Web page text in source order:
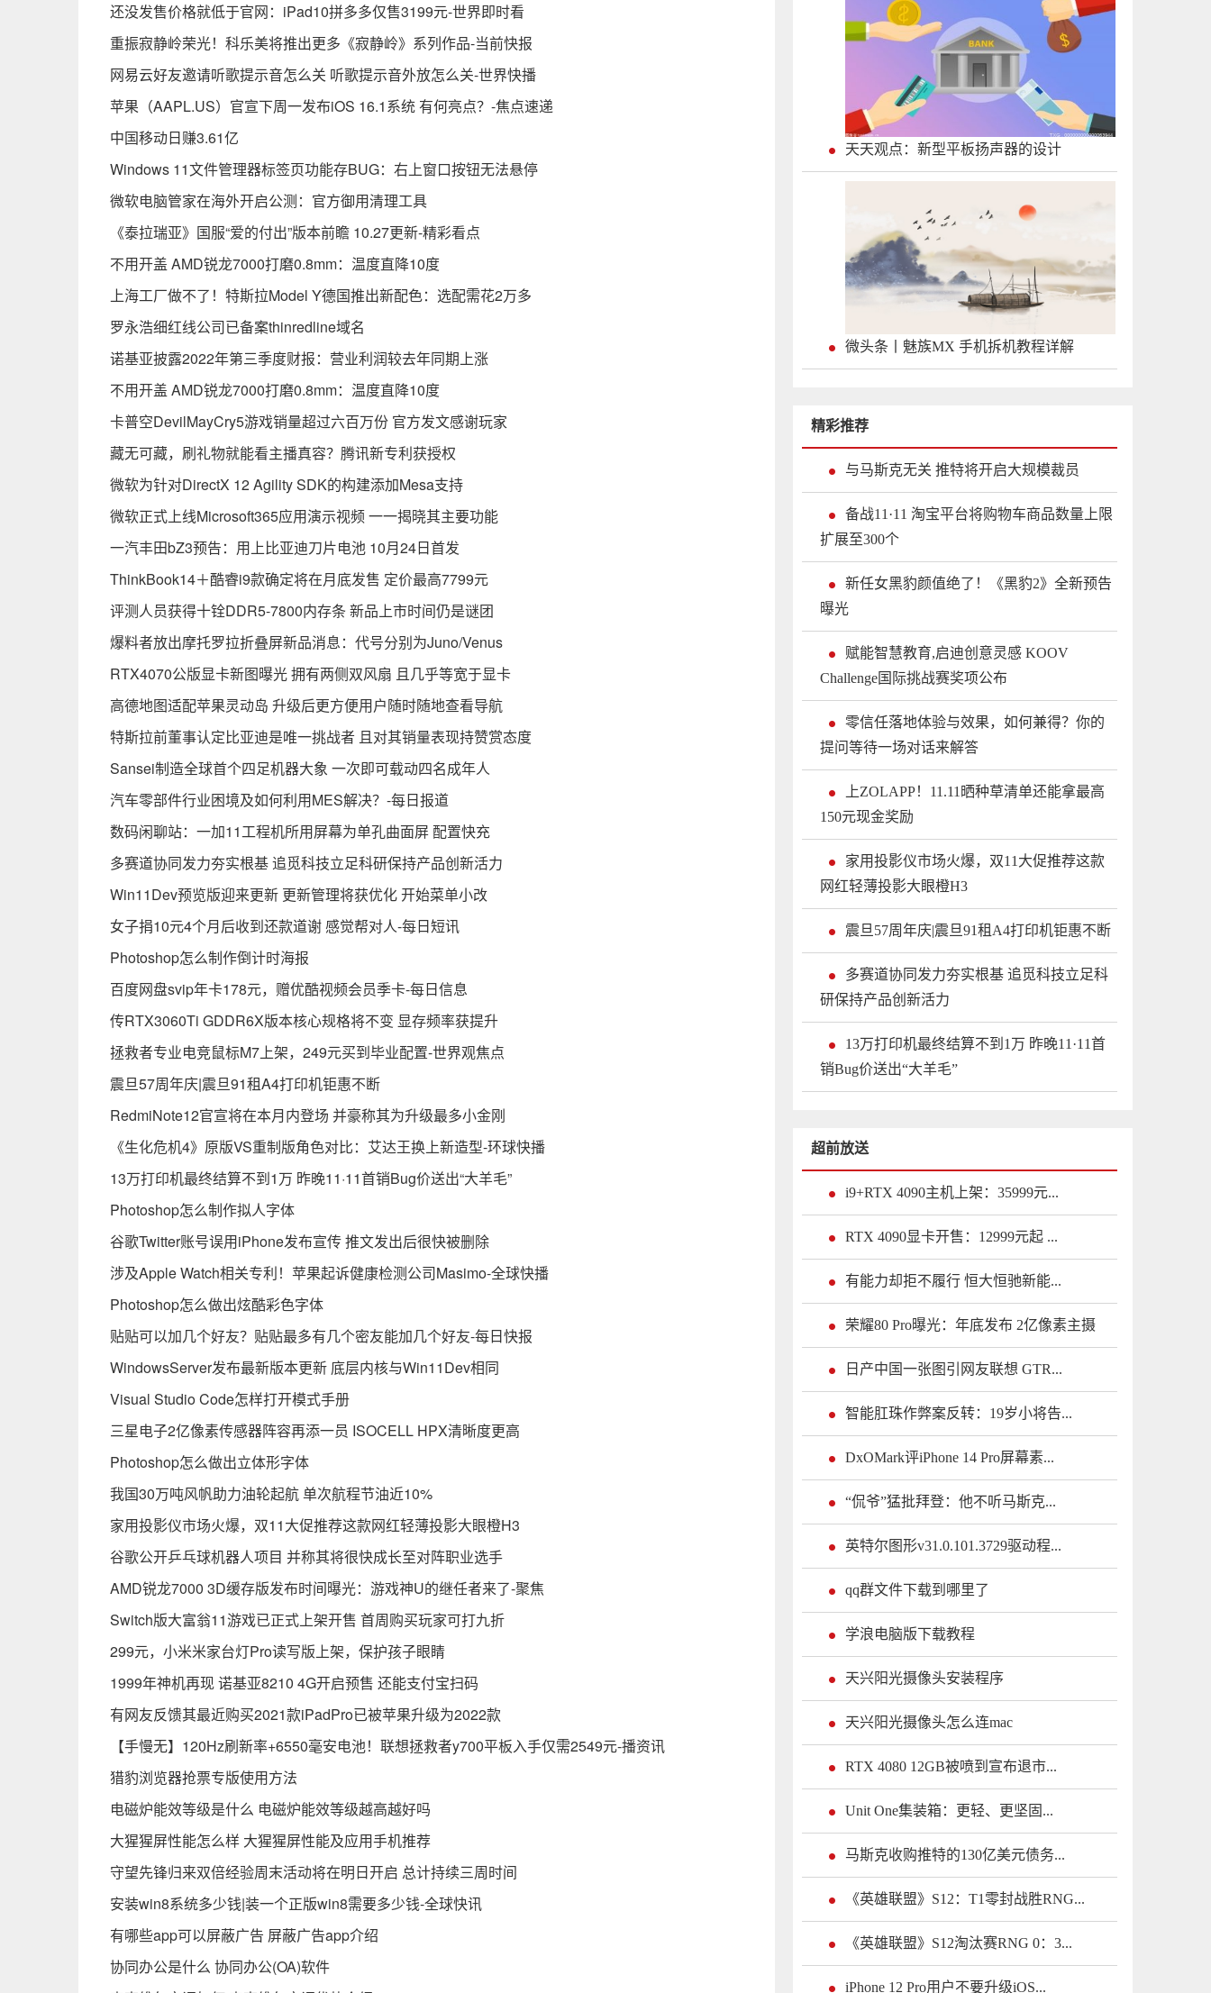
还没发售价格就低于官网：iPad10拼多多仅售3199元-世界即时看
重振寂静岭荣光！科乐美将推出更多《寂静岭》系列作品-当前快报
网易云好友邀请听歌提示音怎么关 听歌提示音外放怎么关-世界快播
苹果（AAPL.US）官宣下周一发布iOS 16.1系统 有何亮点？-焦点速递
中国移动日赚3.61亿
Windows 11文件管理器标签页功能存BUG：右上窗口按钮无法悬停
微软电脑管家在海外开启公测：官方御用清理工具
《泰拉瑞亚》国服“爱的付出”版本前瞻 10.27更新-精彩看点
不用开盖 AMD锐龙7000打磨0.8mm：温度直降10度
上海工厂做不了！特斯拉Model Y德国推出新配色：选配需花2万多
罗永浩细红线公司已备案thinredline域名
诺基亚披露2022年第三季度财报：营业利润较去年同期上涨
不用开盖 AMD锐龙7000打磨0.8mm：温度直降10度
卡普空DevilMayCry5游戏销量超过六百万份 官方发文感谢玩家
藏无可藏，刷礼物就能看主播真容？腾讯新专利获授权
微软为针对DirectX 12 Agility SDK的构建添加Mesa支持
微软正式上线Microsoft365应用演示视频 一一揭晓其主要功能
一汽丰田bZ3预告：用上比亚迪刀片电池 10月24日首发
ThinkBook14＋酷睿i9款确定将在月底发售 定价最高7799元
评测人员获得十铨DDR5-7800内存条 新品上市时间仍是谜团
爆料者放出摩托罗拉折叠屏新品消息：代号分别为Juno/Venus
RTX4070公版显卡新图曝光 拥有两侧双风扇 且几乎等宽于显卡
高德地图适配苹果灵动岛 升级后更方便用户随时随地查看导航
特斯拉前董事认定比亚迪是唯一挑战者 且对其销量表现持赞赏态度
Sansei制造全球首个四足机器大象 一次即可载动四名成年人
汽车零部件行业困境及如何利用MES解决？-每日报道
数码闲聊站：一加11工程机所用屏幕为单孔曲面屏 配置快充
多赛道协同发力夯实根基 追觅科技立足科研保持产品创新活力
Win11Dev预览版迎来更新 更新管理将获优化 开始菜单小改
女子捐10元4个月后收到还款道谢 感觉帮对人-每日短讯
Photoshop怎么制作倒计时海报
百度网盘svip年卡178元，赠优酷视频会员季卡-每日信息
传RTX3060Ti GDDR6X版本核心规格将不变 显存频率获提升
拯救者专业电竞鼠标M7上架，249元买到毕业配置-世界观焦点
震旦57周年庆|震旦91租A4打印机钜惠不断
RedmiNote12官宣将在本月内登场 并豪称其为升级最多小金刚
《生化危机4》原版VS重制版角色对比：艾达王换上新造型-环球快播
13万打印机最终结算不到1万 昨晚11·11首销Bug价送出“大羊毛”
Photoshop怎么制作拟人字体
谷歌Twitter账号误用iPhone发布宣传 推文发出后很快被删除
涉及Apple Watch相关专利！苹果起诉健康检测公司Masimo-全球快播
Photoshop怎么做出炫酷彩色字体
贴贴可以加几个好友？贴贴最多有几个密友能加几个好友-每日快报
WindowsServer发布最新版本更新 底层内核与Win11Dev相同
Visual Studio Code怎样打开模式手册
三星电子2亿像素传感器阵容再添一员 ISOCELL HPX清晰度更高
Photoshop怎么做出立体形字体
我国30万吨风帆助力油轮起航 单次航程节油近10%
家用投影仪市场火爆，双11大促推荐这款网红轻薄投影大眼橙H3
谷歌公开乒乓球机器人项目 并称其将很快成长至对阵职业选手
AMD锐龙7000 3D缓存版发布时间曝光：游戏神U的继任者来了-聚焦
Switch版大富翁11游戏已正式上架开售 首周购买玩家可打九折
299元，小米米家台灯Pro读写版上架，保护孩子眼睛
1999年神机再现 诺基亚8210 4G开启预售 还能支付宝扫码
有网友反馈其最近购买2021款iPadPro已被苹果升级为2022款
【手慢无】120Hz刷新率+6550毫安电池！联想拯救者y700平板入手仅需2549元-播资讯
猎豹浏览器抢票专版使用方法
电磁炉能效等级是什么 电磁炉能效等级越高越好吗
大猩猩屏性能怎么样 大猩猩屏性能及应用手机推荐
守望先锋归来双倍经验周末活动将在明日开启 总计持续三周时间
安装win8系统多少钱|装一个正版win8需要多少钱-全球快讯
有哪些app可以屏蔽广告 屏蔽广告app介绍
协同办公是什么 协同办公(OA)软件
天天观点：新型平板扬声器的设计
微头条丨魅族MX 手机拆机教程详解
精彩推荐
与马斯克无关 推特将开启大规模裁员
备战11·11 淘宝平台将购物车商品数量上限
扩展至300个
新任女黑豹颜值绝了！《黑豹2》全新预告
曝光
赋能智慧教育,启迪创意灵感 KOOV
Challenge国际挑战赛奖项公布
零信任落地体验与效果，如何兼得？你的
提问等待一场对话来解答
上ZOLAPP！11.11晒种草清单还能拿最高
150元现金奖励
家用投影仪市场火爆，双11大促推荐这款
网红轻薄投影大眼橙H3
震旦57周年庆|震旦91租A4打印机钜惠不断
多赛道协同发力夯实根基 追觅科技立足科
研保持产品创新活力
13万打印机最终结算不到1万 昨晚11·11首
销Bug价送出“大羊毛”
超前放送
i9+RTX 4090主机上架：35999元...
RTX 4090显卡开售：12999元起 ...
有能力却拒不履行 恒大恒驰新能...
荣耀80 Pro曝光：年底发布 2亿像素主摄
日产中国一张图引网友联想 GTR...
智能肛珠作弊案反转：19岁小将告...
DxOMark评iPhone 14 Pro屏幕素...
“侃爷”猛批拜登：他不听马斯克...
英特尔图形v31.0.101.3729驱动程...
qq群文件下载到哪里了
学浪电脑版下载教程
天兴阳光摄像头安装程序
天兴阳光摄像头怎么连mac
RTX 4080 12GB被喷到宣布退市...
Unit One集装箱：更轻、更坚固...
马斯克收购推特的130亿美元债务...
《英雄联盟》S12：T1零封战胜RNG...
《英雄联盟》S12淘汰赛RNG 0：3...
iPhone 12 Pro用户不要升级iOS...